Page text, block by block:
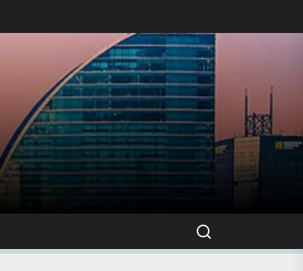
угааж, өнгө үзэмжийг сайжруулахыг уриалжээ